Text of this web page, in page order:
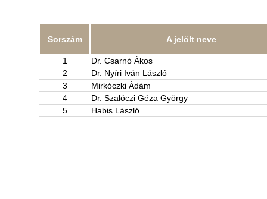
Sorszám A jelölt neve
1
Dr. Csarnó Ákos
2
Dr. Nyíri Iván László
3
Mirkóczki Ádám
4
Dr. Szalóczi Géza György
5
Habis László